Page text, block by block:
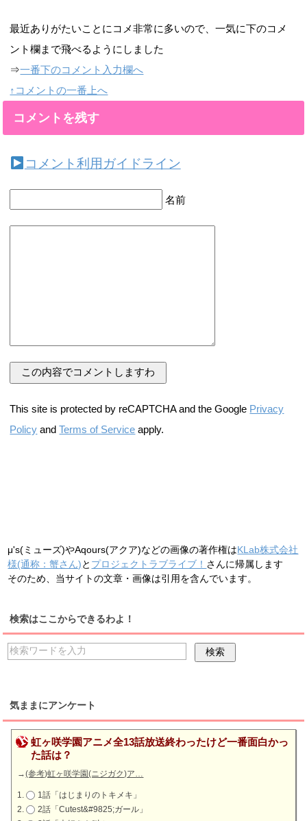
最近ありがたいことにコメ非常に多いので、一気に下のコメ
ント欄まで飛べるようにしました
⇒一番下のコメント入力欄へ
↑コメントの一番上へ
コメントを残す
コメント利用ガイドライン
名前
This site is protected by reCAPTCHA and the Google Privacy
Policy andTerms of Service apply.
μ's(ミューズ)やAqours(アクア)などの画像の著作権はKLab株式会社
様(通称：蟹さん)と プロジェクトラブライブ！ さんに帰属します
そのため、当サイトの文章・画像は引用を含んでいます。
検索はここからできるわよ！
気ままにアンケート
虹ヶ咲学園アニメ全13話放送終わったけど一番面白かっ
た話は？
→(参考)虹ヶ咲学園(ニジガク)ア…
1話「はじまりのトキメキ」
2話「Cutest&#9825;ガール」